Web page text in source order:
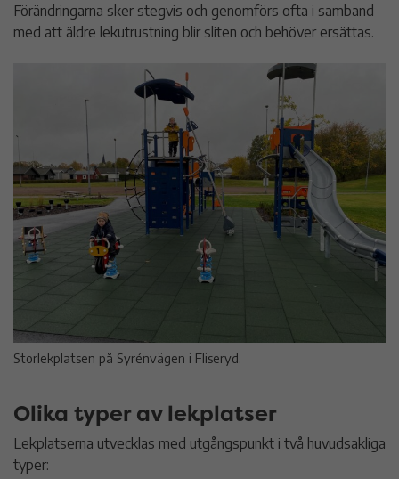
Förändringarna sker stegvis och genomförs ofta i samband
med att äldre lekutrustning blir sliten och behöver ersättas.
Storlekplatsen på Syrénvägen i Fliseryd.
Olika typer av lekplatser
Lekplatserna utvecklas med utgångspunkt i två huvudsakliga
typer: